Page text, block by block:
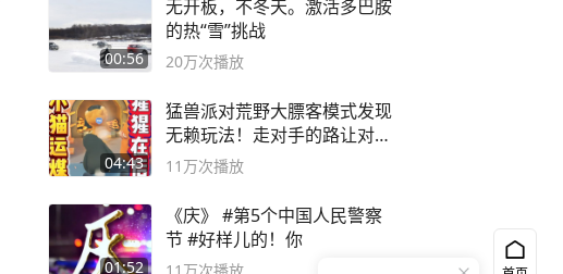
00:56
无开板，不冬天。激活多巴胺
的热“雪”挑战
20万次播放
04:43
猛兽派对荒野大膘客模式发现
无赖玩法！走对手的路让对手
无路可走
11万次播放
01:52
《庆》 #第5个中国人民警察
节 #好样儿的！你